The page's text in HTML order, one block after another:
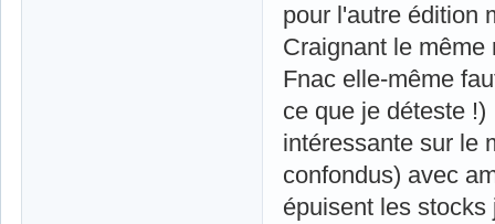
pour l'autre édition
Craignant le
Fnac elle-même
ce que je déteste
intéressante sur le
confondus) avec
épuisent les